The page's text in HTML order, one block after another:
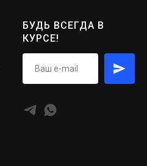
БУДЬ ВСЕГДА В
КУРСЕ!